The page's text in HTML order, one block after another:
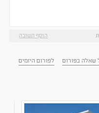
לבני כמעט ואין הון עצמי
הוסף תשובה
שאלה בפורום לפורום היזמים